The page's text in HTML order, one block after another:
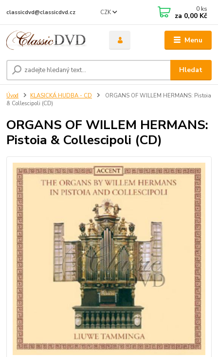
Menu
CZK
Hledat
classicdvd@classicdvd.cz 0 ks
za 0,00 Kč
Úvod KLASICKÁ HUDBA - CD
ORGANS OF WILLEM HERMANS: Pistoia
& Collescipoli (CD)
ORGANS OF WILLEM HERMANS:
Pistoia & Collescipoli (CD)